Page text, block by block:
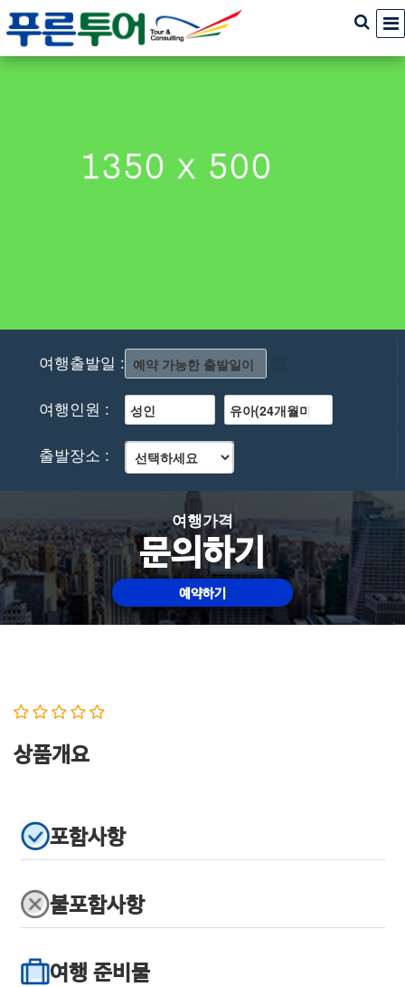
여행출발일 :
여행인원 :
출발장소 :
여행가격
문의하기
예약하기
상품개요
포함사항
불포함사항
여행 준비물